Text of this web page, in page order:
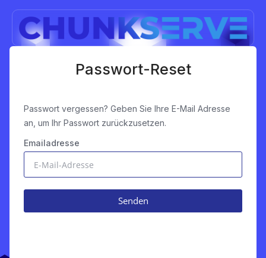
Passwort-Reset
Passwort vergessen? Geben Sie Ihre E-Mail Adresse
an, um Ihr Passwort zurückzusetzen.
Emailadresse
Senden